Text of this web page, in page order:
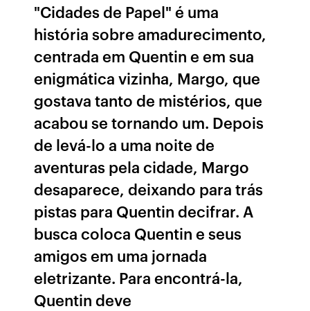
"Cidades de Papel" é uma
história sobre amadurecimento,
centrada em Quentin e em sua
enigmática vizinha, Margo, que
gostava tanto de mistérios, que
acabou se tornando um. Depois
de levá-lo a uma noite de
aventuras pela cidade, Margo
desaparece, deixando para trás
pistas para Quentin decifrar. A
busca coloca Quentin e seus
amigos em uma jornada
eletrizante. Para encontrá-la,
Quentin deve